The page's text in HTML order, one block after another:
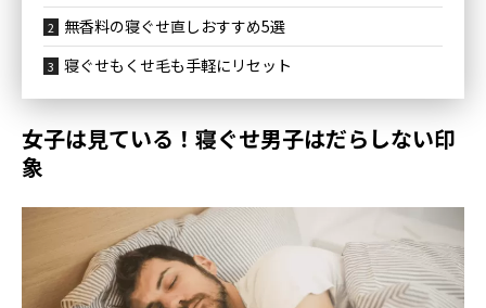
無香料の寝ぐせ直しおすすめ5選
寝ぐせもくせ毛も手軽にリセット
女子は見ている！寝ぐせ男子はだらしない印
象